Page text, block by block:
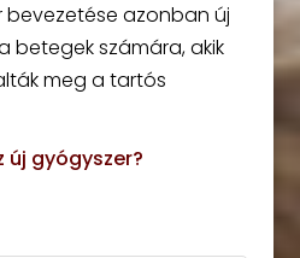
bevezetése azonban új
betegek számára, akik
meg a tartós
új gyógyszer?